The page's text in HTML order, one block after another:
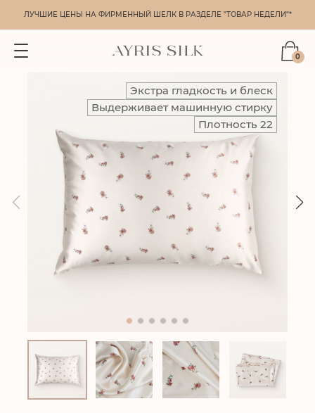
ЛУЧШИЕ ЦЕНЫ НА ФИРМЕННЫЙ ШЕЛК В РАЗДЕЛЕ "ТОВАР НЕДЕЛИ"*
0
Экстра гладкость и блеск
Выдерживает машинную стирку
Плотность 22